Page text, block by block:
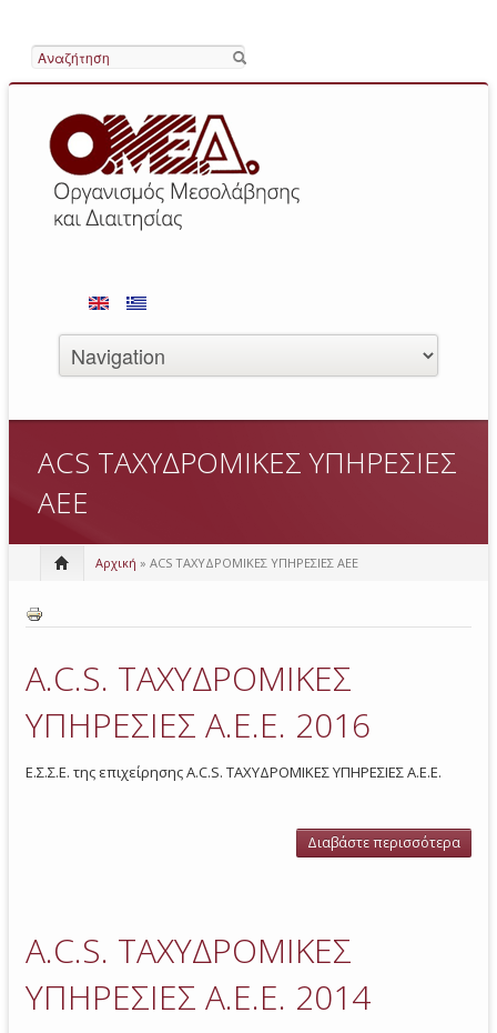
Αναζήτηση
ACS ΤΑΧΥΔΡΟΜΙΚΕΣ ΥΠΗΡΕΣΙΕΣ
ΑΕΕ
Αρχική » ACS ΤΑΧΥΔΡΟΜΙΚΕΣ ΥΠΗΡΕΣΙΕΣ ΑΕΕ
A.C.S. ΤΑΧΥΔΡΟΜΙΚΕΣ
ΥΠΗΡΕΣΙΕΣ Α.Ε.Ε. 2016
Ε.Σ.Σ.Ε. της επιχείρησης A.C.S. ΤΑΧΥΔΡΟΜΙΚΕΣ ΥΠΗΡΕΣΙΕΣ Α.Ε.Ε.
Διαβάστε περισσότερα
A.C.S. ΤΑΧΥΔΡΟΜΙΚΕΣ
ΥΠΗΡΕΣΙΕΣ Α.Ε.Ε. 2014